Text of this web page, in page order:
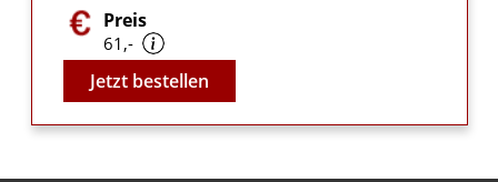
Preis
61,-
Video
Jetzt bestellen